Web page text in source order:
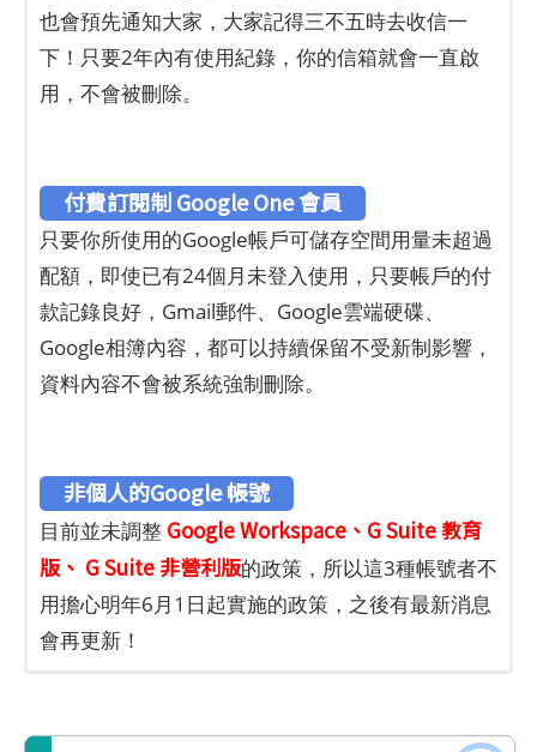
也會預先通知大家，大家記得三不五時去收信一
下！只要2年內有使用紀錄，你的信箱就會一直啟
用，不會被刪除。
付費訂閱制 Google One 會員
只要你所使用的Google帳戶可儲存空間用量未超過
配額，即使已有24個月未登入使用，只要帳戶的付
款記錄良好，Gmail郵件、Google雲端硬碟、
Google相簿內容，都可以持續保留不受新制影響，
資料內容不會被系統強制刪除。
非個人的Google 帳號
目前並未調整 Google Workspace、G Suite 教育
版、 G Suite 非營利版的政策，所以這3種帳號者不
用擔心明年6月1日起實施的政策，之後有最新消息
會再更新！